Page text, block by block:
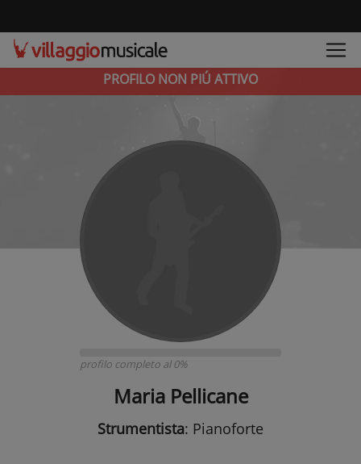
PROFILO NON PIÚ ATTIVO
profilo completo al 0%
Maria Pellicane
Strumentista: Pianoforte